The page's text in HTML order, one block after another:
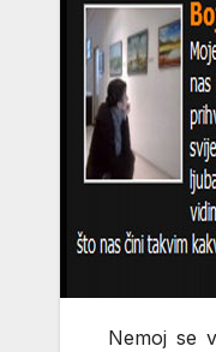
Nemoj se